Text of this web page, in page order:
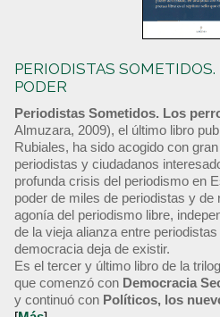
PERIODISTAS
PODER
Periodistas Sometidos. Los
Almuzara, 2009), el último libro
Rubiales, ha sido acogido con
periodistas y ciudadanos
profunda crisis del periodismo en
poder de miles de periodistas y
agonía del periodismo libre,
de la vieja alianza entre
democracia deja de existir.
Es el tercer y último libro de la
que comenzó con Democracia
y continuó con Políticos, los